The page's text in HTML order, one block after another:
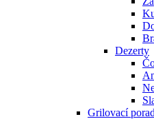
Dezerty
Grilovací